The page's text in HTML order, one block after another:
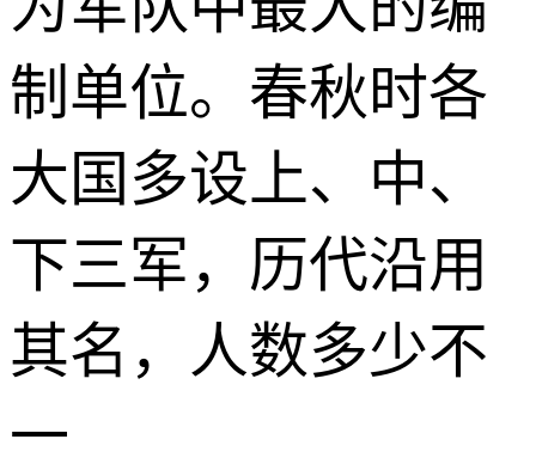
制单位。春秋时各
大国多设上、中、
下三军，历代沿用
其名，人数多少不
一